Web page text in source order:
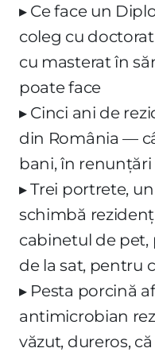
▸ Ce face un
coleg cu
cu masterat în
poate face
▸ Cinci ani de
din România —
bani, în renunțări
▸ Trei portrete,
schimbă
cabinetul de
de la sat, pentru
▸ Pesta porcină
antimicrobian
văzut, dureros,